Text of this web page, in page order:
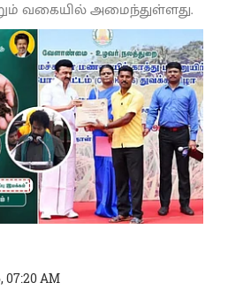
வகையில் அமைந்துள்ளது.
07:20 AM